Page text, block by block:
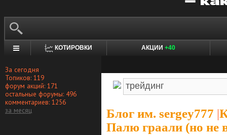
КОТИРОВКИ АКЦИИ +40
За сегодня
Топиков: 119
форум акций: 171
остальные форумы: 496
комментариев: 1256
за месяц
Блог им. sergey777 |
Палю граали (но не